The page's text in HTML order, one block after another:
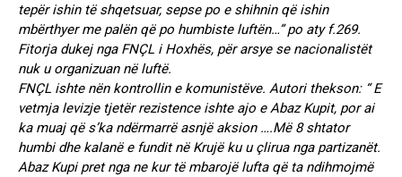
tepër ishin të shqetsuar, sepse po e shihnin që ishin
mbërthyer me palën që po humbiste luftën…” po aty f.269.
Fitorja dukej nga FNÇL i Hoxhës, për arsye se nacionalistët
nuk u organizuan në luftë.
FNÇL ishte nën kontrollin e komunistëve. Autori thekson: “ E
vetmja levizje tjetër rezistence ishte ajo e Abaz Kupit, por ai
ka muaj që s’ka ndërmarrë asnjë aksion ….Më 8 shtator
humbi dhe kalanë e fundit në Krujë ku u çlirua nga partizanët.
Abaz Kupi pret nga ne kur të mbarojë lufta që ta ndihmojmë